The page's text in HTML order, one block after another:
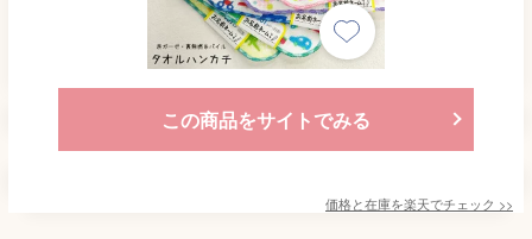
この商品をサイトでみる
価格と在庫を楽天でチェック >>